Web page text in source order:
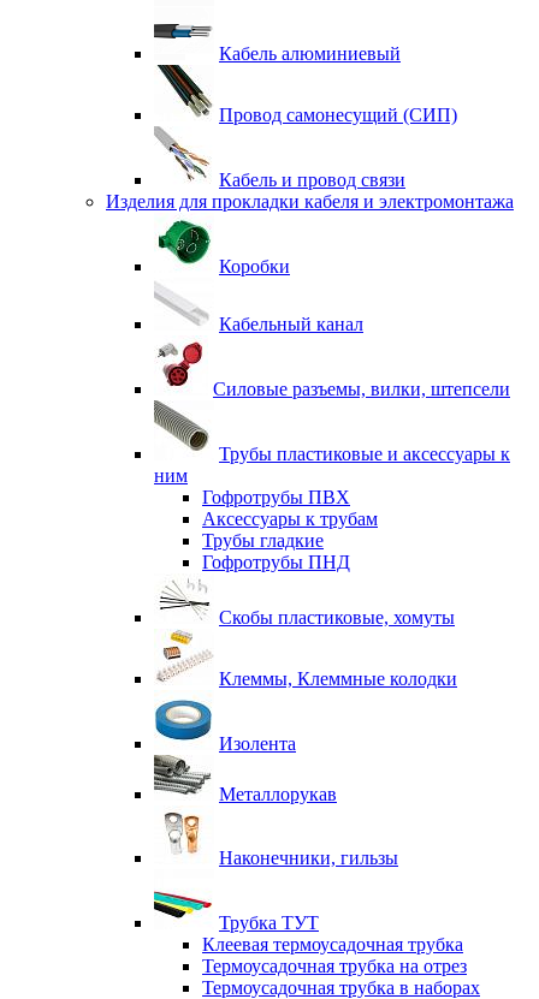
Кабель алюминиевый
Провод самонесущий (СИП)
Кабель и провод связи
Изделия для прокладки кабеля и электромонтажа
Коробки
Кабельный канал
Силовые разъемы, вилки, штепсели
Трубы пластиковые и аксессуары к
ним
Гофротрубы ПВХ
Аксессуары к трубам
Трубы гладкие
Гофротрубы ПНД
Скобы пластиковые, хомуты
Клеммы, Клеммные колодки
Изолента
Металлорукав
Наконечники, гильзы
Трубка ТУТ
Клеевая термоусадочная трубка
Термоусадочная трубка на отрез
Термоусадочная трубка в наборах